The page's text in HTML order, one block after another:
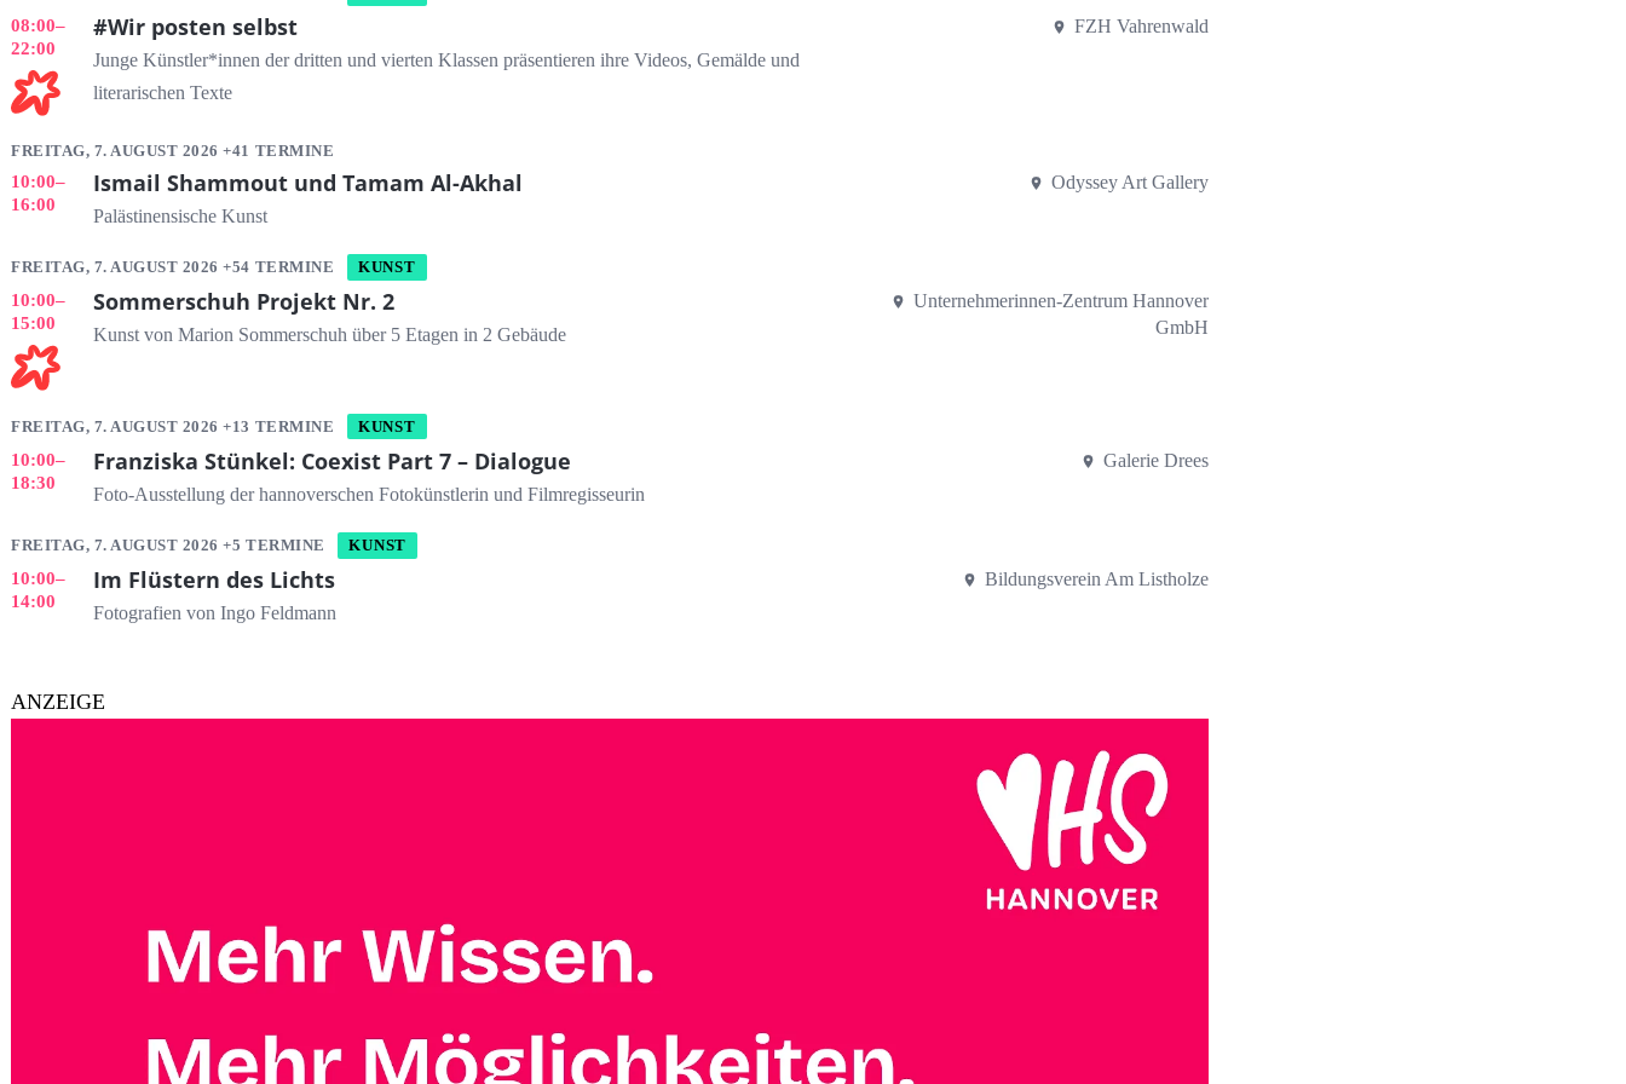
08:00–
22:00
#Wir posten selbst
Junge Künstler*innen der dritten und vierten Klassen präsentieren ihre Videos, Gemälde und
literarischen Texte
FZH Vahrenwald
FREITAG, 7. AUGUST 2026 +41 TERMINE
10:00–
16:00
Ismail Shammout und Tamam Al-Akhal
Palästinensische Kunst
Odyssey Art Gallery
FREITAG, 7. AUGUST 2026 +54 TERMINE KUNST
10:00–
15:00
Sommerschuh Projekt Nr. 2
Kunst von Marion Sommerschuh über 5 Etagen in 2 Gebäude
Unternehmerinnen-Zentrum Hannover
GmbH
FREITAG, 7. AUGUST 2026 +13 TERMINE KUNST
10:00–
18:30
Franziska Stünkel: Coexist Part 7 – Dialogue
Foto-Ausstellung der hannoverschen Fotokünstlerin und Filmregisseurin
Galerie Drees
FREITAG, 7. AUGUST 2026 +5 TERMINE KUNST
10:00–
14:00
Im Flüstern des Lichts
Fotografien von Ingo Feldmann
Bildungsverein Am Listholze
ANZEIGE